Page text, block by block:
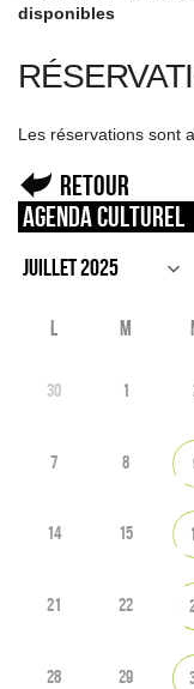
disponibles
Les réservations sont
Retour
Agenda culturel
L M
30 1
7 8
14 15
21 22
28 29